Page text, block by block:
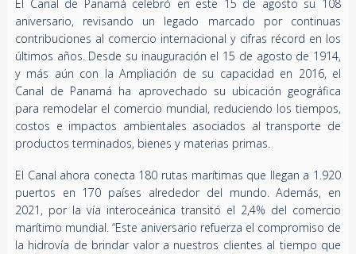
El Canal de Panamá celebró en este 15 de agosto su 108
aniversario, revisando un legado marcado por continuas
contribuciones al comercio internacional y cifras récord en los
últimos años. Desde su inauguración el 15 de agosto de 1914,
y más aún con la Ampliación de su capacidad en 2016, el
Canal de Panamá ha aprovechado su ubicación geográfica
para remodelar el comercio mundial, reduciendo los tiempos,
costos e impactos ambientales asociados al transporte de
productos terminados, bienes y materias primas.
El Canal ahora conecta 180 rutas marítimas que llegan a 1.920
puertos en 170 países alrededor del mundo. Además, en
2021, por la vía interoceánica transitó el 2,4% del comercio
marítimo mundial. “Este aniversario refuerza el compromiso de
la hidrovía de brindar valor a nuestros clientes al tiempo que